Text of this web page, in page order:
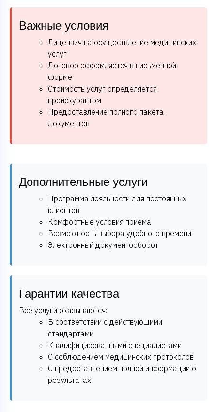
Важные условия
Лицензия на осуществление медицинских
услуг
Договор оформляется в письменной
форме
Стоимость услуг определяется
прейскурантом
Предоставление полного пакета
документов
Дополнительные услуги
Программа лояльности для постоянных
клиентов
Комфортные условия приема
Возможность выбора удобного времени
Электронный документооборот
Гарантии качества
Все услуги оказываются:
В соответствии с действующими
стандартами
Квалифицированными специалистами
С соблюдением медицинских протоколов
С предоставлением полной информации о
результатах